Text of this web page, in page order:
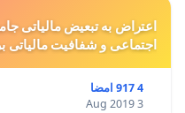
اعتراض به تبعیض مالیاتی
اجتماعی و شفافیت مالیاتی
4 917 امضا
3 Aug 2019